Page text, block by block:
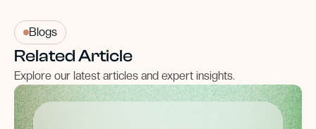
Blogs
Related Article
Explore our latest articles and expert insights.